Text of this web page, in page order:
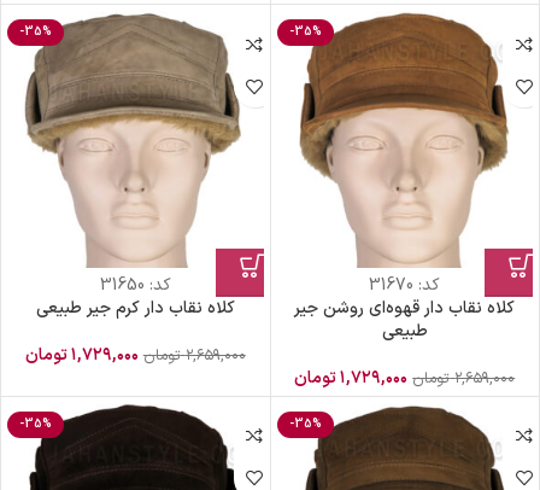
-35%
کد: 31670
کلاه نقاب دار قهوه‌ای روشن جیر
طبیعی
۲,۶۵۹,۰۰۰ تومان ۱,۷۲۹,۰۰۰تومان
-35%
کد: 31650
کلاه نقاب دار کرم جیر طبیعی
۲,۶۵۹,۰۰۰ تومان ۱,۷۲۹,۰۰۰تومان
-35%
-35%